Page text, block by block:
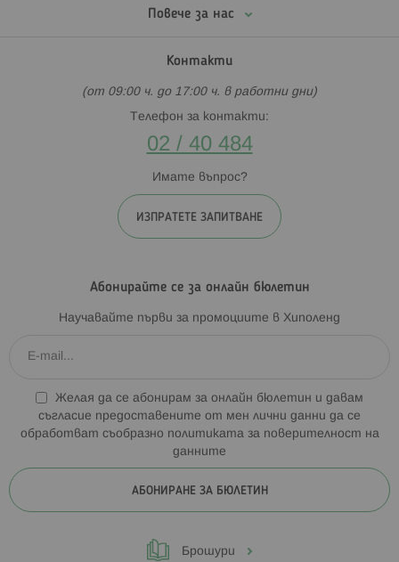
Повече за нас
Контакти
(от 09:00 ч. до 17:00 ч. в работни дни)
Телефон за контакти:
02 / 40 484
Имате въпрос?
ИЗПРАТЕТЕ ЗАПИТВАНЕ
Абонирайте се за онлайн бюлетин
Научавайте първи за промоциите в Хиполенд
Желая да се абонирам за онлайн бюлетин и давам
съгласие предоставените от мен лични данни да се
обработват съобразно политиката за поверителност на
данните
АБОНИРАНЕ ЗА БЮЛЕТИН
Брошури